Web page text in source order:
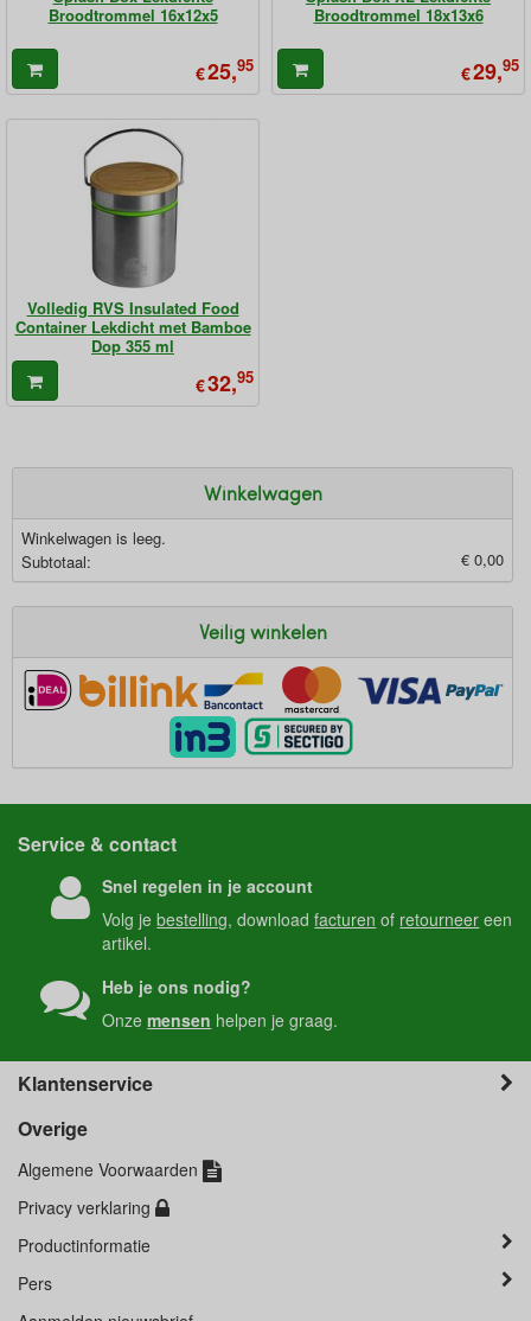
Broodtrommel 16x12x5
€25,95
Broodtrommel 18x13x6
€29,95
Volledig RVS Insulated Food
Container Lekdicht met Bamboe
Dop 355 ml
€32,95
Winkelwagen
Winkelwagen is leeg.
Subtotaal:
€ 0,00
Veilig winkelen
Service & contact
Snel regelen in je account
Volg jebestelling, downloadfacturen of retourneer een
artikel.
Heb je ons nodig?
Onzemensen helpen je graag.
Klantenservice
Overige
Algemene Voorwaarden
Privacy verklaring
Productinformatie
Pers